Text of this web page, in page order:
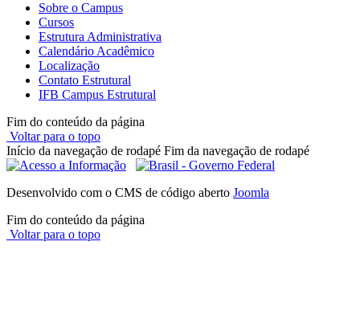
Sobre o Campus
Cursos
Estrutura Administrativa
Calendário Acadêmico
Localização
Contato Estrutural
IFB Campus Estrutural
Fim do conteúdo da página
Voltar para o topo
Início da navegação de rodapé Fim da navegação de rodapé
Desenvolvido com o CMS de código aberto Joomla
Fim do conteúdo da página
Voltar para o topo